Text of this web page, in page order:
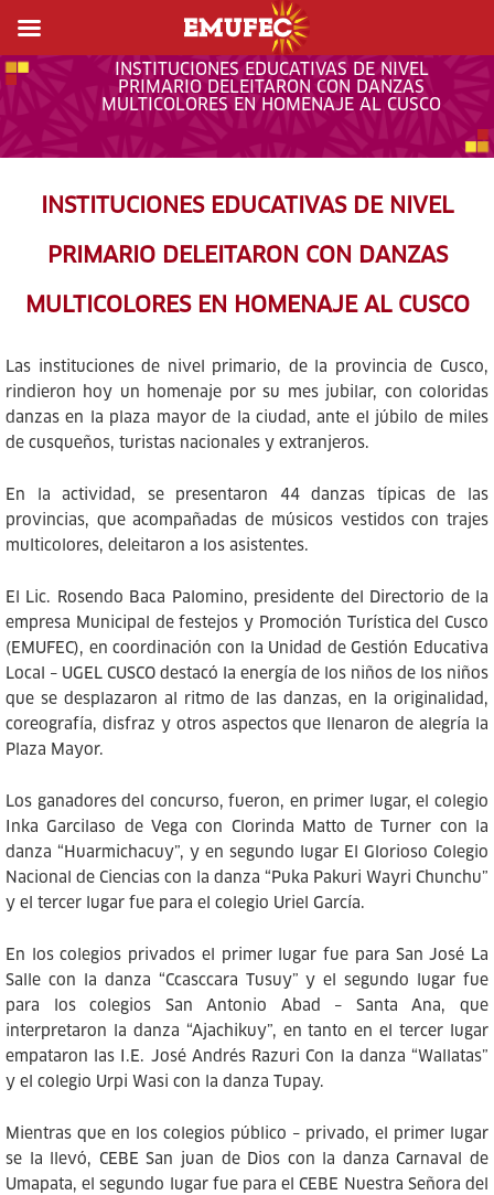
INSTITUCIONES EDUCATIVAS DE NIVEL
PRIMARIO DELEITARON CON DANZAS
MULTICOLORES EN HOMENAJE AL CUSCO
INSTITUCIONES EDUCATIVAS DE NIVEL
PRIMARIO DELEITARON CON DANZAS
MULTICOLORES EN HOMENAJE AL CUSCO
Las instituciones de nivel primario, de la provincia de Cusco,
rindieron hoy un homenaje por su mes jubilar, con coloridas
danzas en la plaza mayor de la ciudad, ante el júbilo de miles
de cusqueños, turistas nacionales y extranjeros.
En la actividad, se presentaron 44 danzas típicas de las
provincias, que acompañadas de músicos vestidos con trajes
multicolores, deleitaron a los asistentes.
El Lic. Rosendo Baca Palomino, presidente del Directorio de la
empresa Municipal de festejos y Promoción Turística del Cusco
(EMUFEC), en coordinación con la Unidad de Gestión Educativa
Local – UGEL CUSCO destacó la energía de los niños de los niños
que se desplazaron al ritmo de las danzas, en la originalidad,
coreografía, disfraz y otros aspectos que llenaron de alegría la
Plaza Mayor.
Los ganadores del concurso, fueron, en primer lugar, el colegio
Inka Garcilaso de Vega con Clorinda Matto de Turner con la
danza “Huarmichacuy”, y en segundo lugar El Glorioso Colegio
Nacional de Ciencias con la danza “Puka Pakuri Wayri Chunchu”
y el tercer lugar fue para el colegio Uriel García.
En los colegios privados el primer lugar fue para San José La
Salle con la danza “Ccasccara Tusuy” y el segundo lugar fue
para los colegios San Antonio Abad – Santa Ana, que
interpretaron la danza “Ajachikuy”, en tanto en el tercer lugar
empataron las I.E. José Andrés Razuri Con la danza “Wallatas”
y el colegio Urpi Wasi con la danza Tupay.
Mientras que en los colegios público – privado, el primer lugar
se la llevó, CEBE San juan de Dios con la danza Carnaval de
Umapata, el segundo lugar fue para el CEBE Nuestra Señora del